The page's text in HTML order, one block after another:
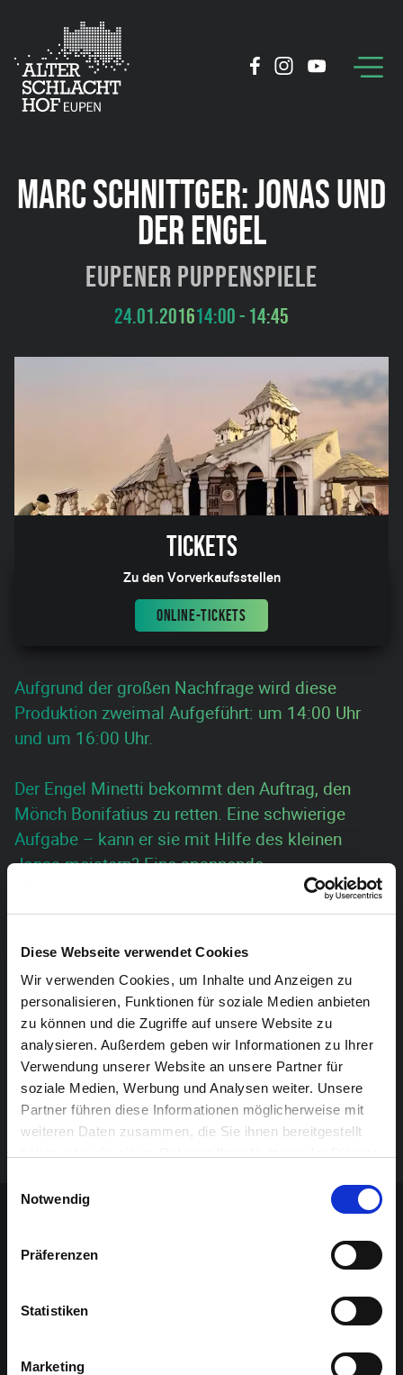
Diese Webseite verwendet Cookies
Wir verwenden Cookies, um Inhalte und Anzeigen zu
personalisieren, Funktionen für soziale Medien anbieten
zu können und die Zugriffe auf unsere Website zu
analysieren. Außerdem geben wir Informationen zu Ihrer
Verwendung unserer Website an unsere Partner für
soziale Medien, Werbung und Analysen weiter. Unsere
Partner führen diese Informationen möglicherweise mit
weiteren Daten zusammen, die Sie ihnen bereitgestellt
Notwendig
Präferenzen
Statistiken
Marketing
MARC SCHNITTGER: JONAS UND
DER ENGEL
Eupener Puppenspiele
24.01.201614:00 - 14:45
Tickets
Zu den Vorverkaufsstellen
ONLINE-TICKETS
Aufgrund der großen Nachfrage wird diese
Produktion zweimal Aufgeführt: um 14:00 Uhr
und um 16:00 Uhr.
Der Engel Minetti bekommt den Auftrag, den
Mönch Bonifatius zu retten. Eine schwierige
Aufgabe – kann er sie mit Hilfe des kleinen
Jonas meistern? Eine spannende
Abenteuergeschichte von Marc Schnittger. Ab 5
Jahre.
In Kooperation mit Theaterstarter.
Vorverkauf: 5 Euro für Kinder, 7 Euro für
Erwachsene (50 % Nachlass für Inhaber einer
Sunergia Karte).
Tageskasse: 6 Euro für Kinder, 8 Euro für
Erwachsene (50 % Nachlass für Inhaber einer
Sunergia Karte).